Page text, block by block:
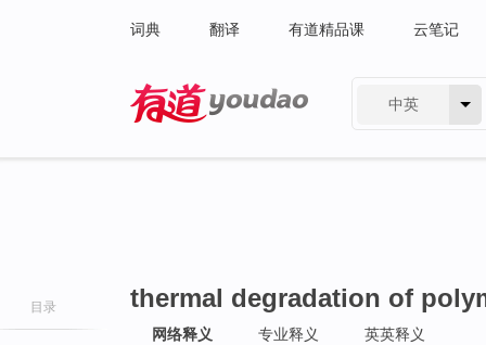
词典 翻译 有道精品课 云笔记
中英
目录 thermal degradation of
网络释义 专业释义 英英释义